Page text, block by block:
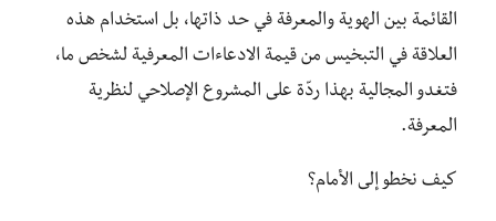
القائمة بين الهوية والمعرفة في حد ذاتها، بل استخدام هذه
العلاقة في التبخيس من قيمة الادعاءات المعرفية لشخص ما،
فتغدو المجالية بهذا ردّة على المشروع الإصلاحي لنظرية
المعرفة.
كيف نخطو إلى الأمام؟